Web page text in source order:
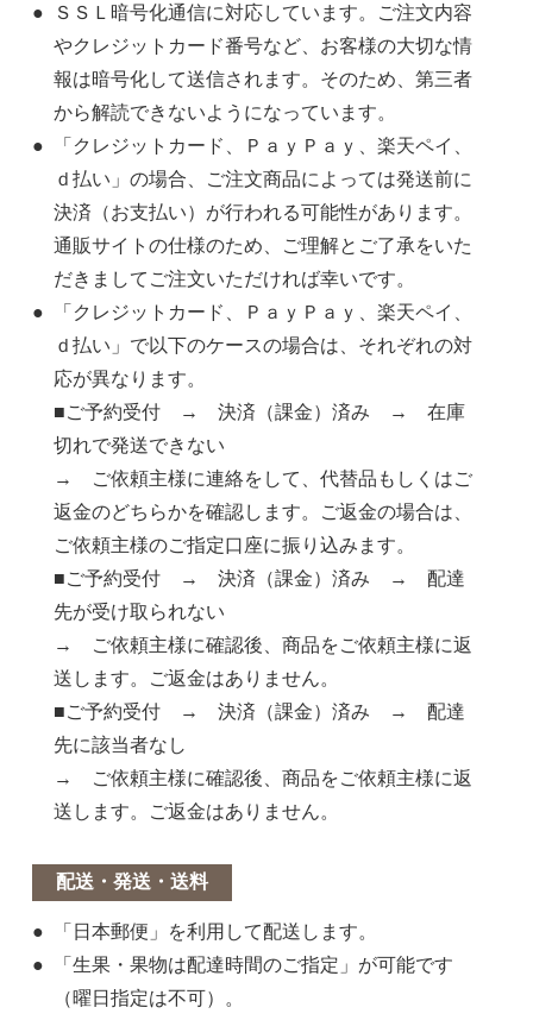
ＳＳＬ暗号化通信に対応しています。ご注文内容
やクレジットカード番号など、お客様の大切な情
報は暗号化して送信されます。そのため、第三者
から解読できないようになっています。
「クレジットカード、ＰａｙＰａｙ、楽天ペイ、
ｄ払い」の場合、ご注文商品によっては発送前に
決済（お支払い）が行われる可能性があります。
通販サイトの仕様のため、ご理解とご了承をいた
だきましてご注文いただければ幸いです。
「クレジットカード、ＰａｙＰａｙ、楽天ペイ、
ｄ払い」で以下のケースの場合は、それぞれの対
応が異なります。
■ご予約受付 → 決済（課金）済み → 在庫
切れで発送できない
→ ご依頼主様に連絡をして、代替品もしくはご
返金のどちらかを確認します。ご返金の場合は、
ご依頼主様のご指定口座に振り込みます。
■ご予約受付 → 決済（課金）済み → 配達
先が受け取られない
→ ご依頼主様に確認後、商品をご依頼主様に返
送します。ご返金はありません。
■ご予約受付 → 決済（課金）済み → 配達
先に該当者なし
→ ご依頼主様に確認後、商品をご依頼主様に返
送します。ご返金はありません。
配送・発送・送料
「日本郵便」を利用して配送します。
「生果・果物は配達時間のご指定」が可能です
（曜日指定は不可）。